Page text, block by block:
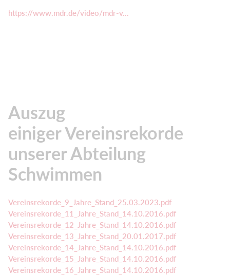
https://www.mdr.de/video/mdr-v...
Auszug
einiger Vereinsrekorde
unserer Abteilung
Schwimmen
Vereinsrekorde_9_Jahre_Stand_25.03.2023.pdf
Vereinsrekorde_11_Jahre_Stand_14.10.2016.pdf
Vereinsrekorde_12_Jahre_Stand_14.10.2016.pdf
Vereinsrekorde_13_Jahre_Stand_20.01.2017.pdf
Vereinsrekorde_14_Jahre_Stand_14.10.2016.pdf
Vereinsrekorde_15_Jahre_Stand_14.10.2016.pdf
Vereinsrekorde_16_Jahre_Stand_14.10.2016.pdf